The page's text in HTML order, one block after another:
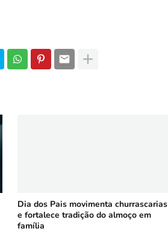
Dia dos Pais movimenta churrascarias
e fortalece tradição do almoço em
família